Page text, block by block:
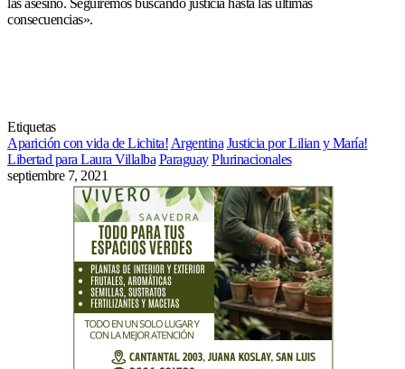
las asesinó. Seguiremos buscando justicia hasta las últimas
consecuencias».
Etiquetas
Aparición con vida de Lichita! Argentina Justicia por Lilian y María!
Libertad para Laura Villalba Paraguay Plurinacionales
septiembre 7, 2021